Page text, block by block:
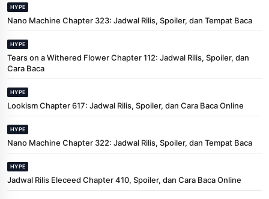
HYPE
Nano Machine Chapter 323: Jadwal Rilis, Spoiler, dan Tempat Baca
HYPE
Tears on a Withered Flower Chapter 112: Jadwal Rilis, Spoiler, dan
Cara Baca
HYPE
Lookism Chapter 617: Jadwal Rilis, Spoiler, dan Cara Baca Online
HYPE
Nano Machine Chapter 322: Jadwal Rilis, Spoiler, dan Tempat Baca
HYPE
Jadwal Rilis Eleceed Chapter 410, Spoiler, dan Cara Baca Online